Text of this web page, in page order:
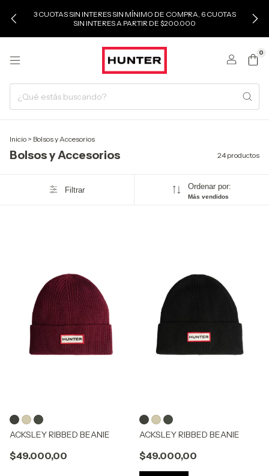
3 CUOTAS SIN INTERES SIN MÍNIMO DE COMPRA, 6 CUOTAS
SIN INTERES A PARTIR DE $200.000
0
Inicio > Bolsos y Accesorios
Bolsos y Accesorios 24 productos
Filtrar Ordenar por:
Más vendidos
ACKSLEY RIBBED BEANIE
$49.000,00
ACKSLEY RIBBED BEANIE
$49.000,00